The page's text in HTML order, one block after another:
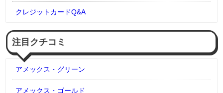
クレジットカードQ&A
注目クチコミ
アメックス・グリーン
アメックス・ゴールド